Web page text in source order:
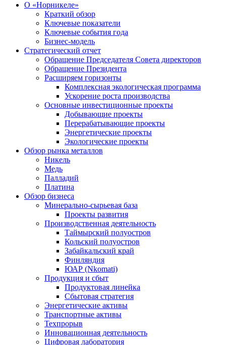
О «Норникеле»
Краткий обзор
Ключевые показатели
Ключевые события года
Бизнес-модель
Стратегический отчет
Обращение Председателя Совета директоров
Обращение Президента
Расширяем горизонты
Комплексная экологическая программа
Ускорение роста производства
Основные инвестиционные проекты
Добывающие проекты
Перерабатывающие проекты
Энергетические проекты
Экологические проекты
Обзор рынка металлов
Никель
Медь
Палладий
Платина
Обзор бизнеса
Минерально-сырьевая база
Проекты развития
Производственная деятельность
Таймырский полуостров
Кольский полуостров
Забайкальский край
Финляндия
ЮАР (Nkomati)
Продукция и сбыт
Продуктовая линейка
Сбытовая стратегия
Энергетические активы
Транспортные активы
Техпрорыв
Инновационная деятельность
Цифровая лаборатория